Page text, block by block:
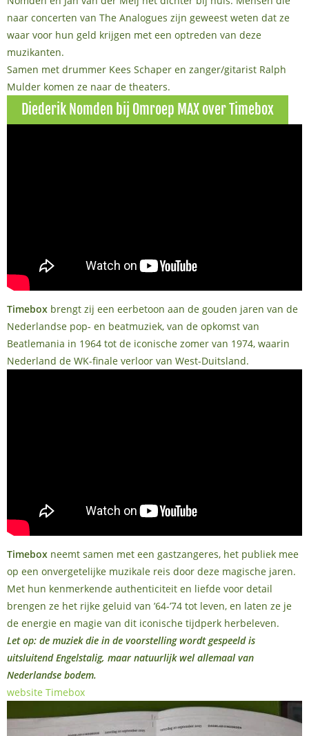
naar concerten van The Analogues zijn geweest weten dat ze
waar voor hun geld krijgen met een optreden van deze
muzikanten.
Samen met drummer Kees Schaper en zanger/gitarist Ralph
Mulder komen ze naar de theaters.
Diederik Nomden bij Omroep MAX over Timebox
Timebox brengt zij een eerbetoon aan de gouden jaren van de
Nederlandse pop- en beatmuziek, van de opkomst van
Beatlemania in 1964 tot de iconische zomer van 1974, waarin
Nederland de WK-finale verloor van West-Duitsland.
Timebox neemt samen met een gastzangeres, het publiek mee
op een onvergetelijke muzikale reis door deze magische jaren.
Met hun kenmerkende authenticiteit en liefde voor detail
brengen ze het rijke geluid van ’64-’74 tot leven, en laten ze je
de energie en magie van dit iconische tijdperk herbeleven.
Let op: de muziek die in de voorstelling wordt gespeeld is
uitsluitend Engelstalig, maar natuurlijk wel allemaal van
Nederlandse bodem.
website Timebox